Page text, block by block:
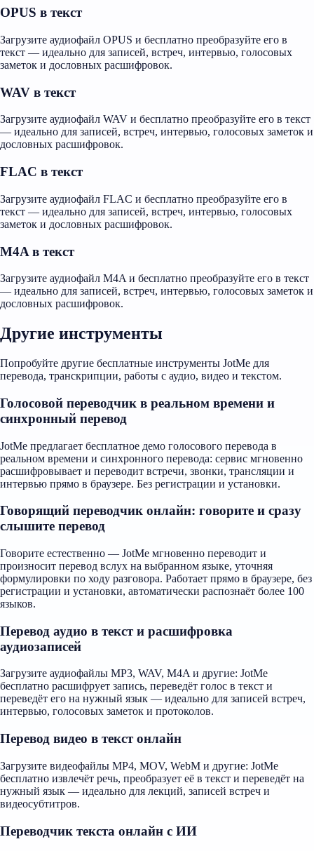
OPUS в текст
Загрузите аудиофайл OPUS и бесплатно преобразуйте его в
текст — идеально для записей, встреч, интервью, голосовых
заметок и дословных расшифровок.
WAV в текст
Загрузите аудиофайл WAV и бесплатно преобразуйте его в текст
— идеально для записей, встреч, интервью, голосовых заметок и
дословных расшифровок.
FLAC в текст
Загрузите аудиофайл FLAC и бесплатно преобразуйте его в
текст — идеально для записей, встреч, интервью, голосовых
заметок и дословных расшифровок.
M4A в текст
Загрузите аудиофайл M4A и бесплатно преобразуйте его в текст
— идеально для записей, встреч, интервью, голосовых заметок и
дословных расшифровок.
Другие инструменты
Попробуйте другие бесплатные инструменты JotMe для
перевода, транскрипции, работы с аудио, видео и текстом.
Голосовой переводчик в реальном времени и
синхронный перевод
JotMe предлагает бесплатное демо голосового перевода в
реальном времени и синхронного перевода: сервис мгновенно
расшифровывает и переводит встречи, звонки, трансляции и
интервью прямо в браузере. Без регистрации и установки.
Говорящий переводчик онлайн: говорите и сразу
слышите перевод
Говорите естественно — JotMe мгновенно переводит и
произносит перевод вслух на выбранном языке, уточняя
формулировки по ходу разговора. Работает прямо в браузере, без
регистрации и установки, автоматически распознаёт более 100
языков.
Перевод аудио в текст и расшифровка
аудиозаписей
Загрузите аудиофайлы MP3, WAV, M4A и другие: JotMe
бесплатно расшифрует запись, переведёт голос в текст и
переведёт его на нужный язык — идеально для записей встреч,
интервью, голосовых заметок и протоколов.
Перевод видео в текст онлайн
Загрузите видеофайлы MP4, MOV, WebM и другие: JotMe
бесплатно извлечёт речь, преобразует её в текст и переведёт на
нужный язык — идеально для лекций, записей встреч и
видеосубтитров.
Переводчик текста онлайн с ИИ